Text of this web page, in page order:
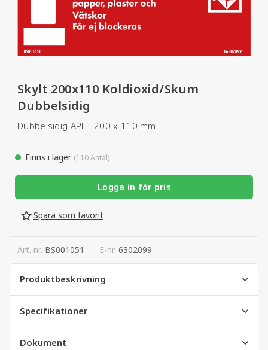
Skylt 200x110 Koldioxid/Skum
Dubbelsidig
Dubbelsidig APET 200 x 110 mm
Finns i lager (110 Antal)
Logga in för pris
Spara som favorit
Art. nr. BS001051 E-nr. 6302099
Produktbeskrivning
Specifikationer
Dokument